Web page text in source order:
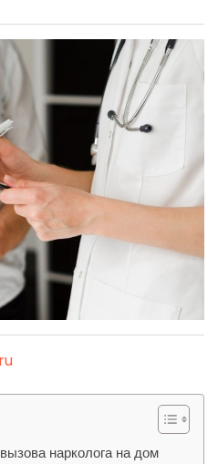
нарколога на дом